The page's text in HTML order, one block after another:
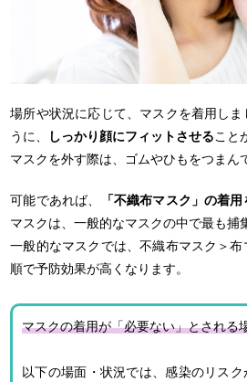
場所や状況に応じて、マスクを着用し
うに、
しっかり顔にフィットさせること
マスクを外す際は、ゴムやひもをつまん
可能であれば、 「不織布マスク」の着
マスクは、一般的なマスクの中で最も捕
一般的なマスクでは、不織布マスク＞
順で予防効果が高くなります。
マスクの着用が「必要ない」とされる
以下の場面・状況では、感染のリス